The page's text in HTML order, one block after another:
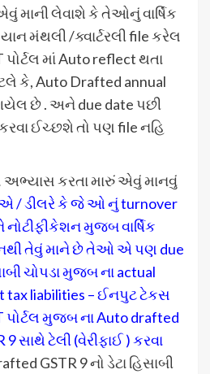
માની લેવાશે કે તેઓનું વાર્ષિક
મંથલી /ક્વાર્ટરલી file કરેલ
માં Auto reflect થતા
કે, Auto Drafted annual
છે . અને due date પછી
કરવા ઈચ્છશે તો પણ file નહિ
કરતા મારું એવું માનવું
/ ડીલરે કે જે ઓ નું turnover
મુજબ વાર્ષિક
નથી તેવું માને છે તેઓ એ પણ due
ચોપડા મુજબ ના actual
liabilities – ઈનપુટ ટેકસ
પોર્ટલ મુજબ ના Auto drafted
સાથે ટેલી (વેરીફાઈ ) કરવા
GSTR 9 નો ડેટા હિસાબી